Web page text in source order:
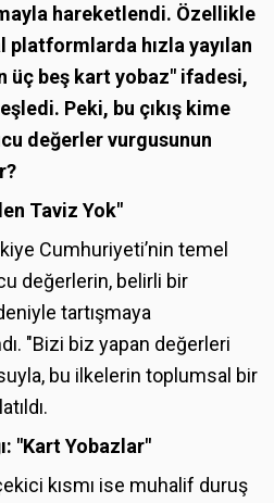
hareketlendi. Özellikle
hızla yayılan
üç beş kart yobaz" ifadesi,
Peki, bu çıkış kime
değerler vurgusunun
Taviz Yok"
Cumhuriyeti’nin temel
değerlerin, belirli bir
tartışmaya
"Bizi biz yapan değerleri
bu ilkelerin toplumsal bir
"Kart Yobazlar"
kısmı ise muhalif duruş